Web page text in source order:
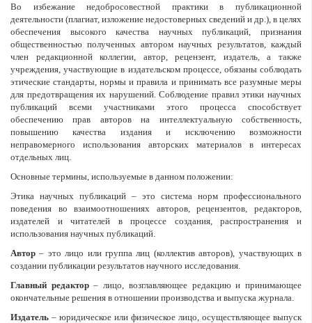
Во избежание недобросовестной практики в публикационной
деятельности (плагиат, изложение недостоверных сведений и др.), в целях
обеспечения высокого качества научных публикаций, признания
общественностью полученных автором научных результатов, каждый
член редакционной коллегии, автор, рецензент, издатель, а также
учреждения, участвующие в издательском процессе, обязаны соблюдать
этические стандарты, нормы и правила и принимать все разумные меры
для предотвращения их нарушений. Соблюдение правил этики научных
публикаций всеми участниками этого процесса способствует
обеспечению прав авторов на интеллектуальную собственность,
повышению качества издания и исключению возможности
неправомерного использования авторских материалов в интересах
отдельных лиц.
Основные термины, используемые в данном положении:
Этика научных публикаций – это система норм профессионального
поведения во взаимоотношениях авторов, рецензентов, редакторов,
издателей и читателей в процессе создания, распространения и
использования научных публикаций.
Автор – это лицо или группа лиц (коллектив авторов), участвующих в
создании публикации результатов научного исследования.
Главный редактор– лицо, возглавляющее редакцию и принимающее
окончательные решения в отношении производства и выпуска журнала.
Издатель – юридическое или физическое лицо, осуществляющее выпуск